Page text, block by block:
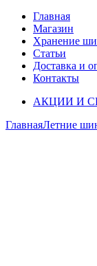
Главная
Магазин
Хранение
Статьи
Доставка и
Контакты
АКЦИИ И
ГлавнаяЛетние